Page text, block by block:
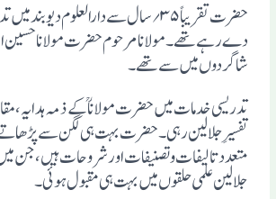
حضرت تقریباً ۳۵؍ سال سے دارالعلوم
دے رہے تھے۔ مولانامرحوم حضرت مولانا حسین
شاگردوں میں سے تھے۔
تدریسی خدمات میں حضرت مولانا ؒ کے ذمہ ہدایہ،
تفسیرِ جلالین رہی۔ حضرت بہت ہی لگن سے
متعدد تالیفات و تصنیفات اور شروحات ہیں ، جن
جلالین علمی حلقوں میں بہت ہی مقبول ہوئی ۔